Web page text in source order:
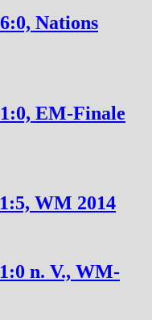
Nations
EM-Finale
WM 2014
n. V., WM-